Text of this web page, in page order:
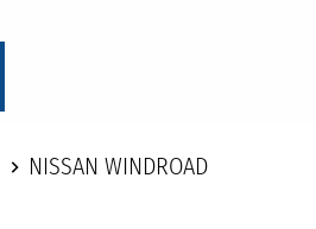
NISSAN WINDROAD